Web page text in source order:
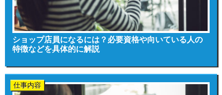
ショップ店員になるには？必要資格や向いている人の
特徴などを具体的に解説
仕事内容